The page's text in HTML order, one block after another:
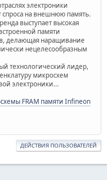
электроники
спроса на внешнюю память.
выступает высокая
памяти
делающая наращивание
нецелесообразным
технологический лидер,
микросхем
электроники...
FRAM памяти Infineon
ДЕЙСТВИЯ ПОЛЬЗОВАТЕЛЕЙ